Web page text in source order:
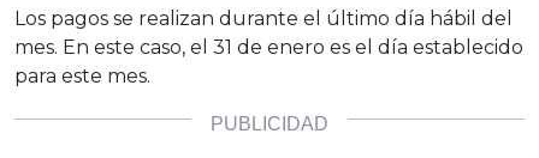
Los pagos se realizan durante el último día hábil del
mes. En este caso, el 31 de enero es el día establecido
para este mes.